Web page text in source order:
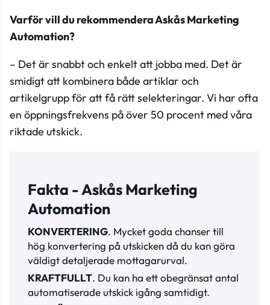
Varför vill du rekommendera Askås Marketing
Automation?
– Det är snabbt och enkelt att jobba med. Det är
smidigt att kombinera både artiklar och
artikelgrupp för att få rätt selekteringar. Vi har ofta
en öppningsfrekvens på över 50 procent med våra
riktade utskick.
Fakta - Askås Marketing
Automation
KONVERTERING. Mycket goda chanser till
hög konvertering på utskicken då du kan göra
väldigt detaljerade mottagarurval.
KRAFTFULLT. Du kan ha ett obegränsat antal
automatiserade utskick igång samtidigt.